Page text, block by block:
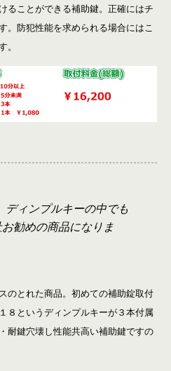
ることができる補助鍵。正確にはチ
。防犯性能を求められる場合にはこ
ィンプルキーの中でも
勧めの商品になりま
のとれた商品。初めての補助錠取付
８というディンプルキーが３本付属
耐鍵穴壊し性能共高い補助鍵ですの